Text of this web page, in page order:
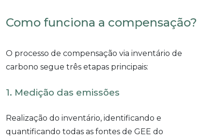
Como funciona a compensação?
O processo de compensação via inventário de
carbono segue três etapas principais:
1. Medição das emissões
Realização do inventário, identificando e
quantificando todas as fontes de GEE do